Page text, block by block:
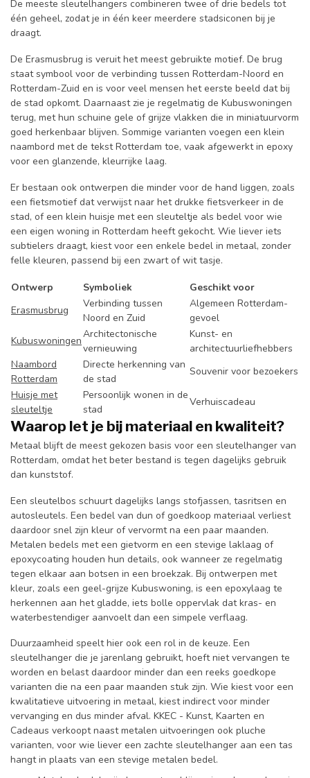
De meeste sleutelhangers combineren twee of drie bedels tot
één geheel, zodat je in één keer meerdere stadsiconen bij je
draagt.
De Erasmusbrug is veruit het meest gebruikte motief. De brug
staat symbool voor de verbinding tussen Rotterdam-Noord en
Rotterdam-Zuid en is voor veel mensen het eerste beeld dat bij
de stad opkomt. Daarnaast zie je regelmatig de Kubuswoningen
terug, met hun schuine gele of grijze vlakken die in miniatuurvorm
goed herkenbaar blijven. Sommige varianten voegen een klein
naambord met de tekst Rotterdam toe, vaak afgewerkt in epoxy
voor een glanzende, kleurrijke laag.
Er bestaan ook ontwerpen die minder voor de hand liggen, zoals
een fietsmotief dat verwijst naar het drukke fietsverkeer in de
stad, of een klein huisje met een sleuteltje als bedel voor wie
een eigen woning in Rotterdam heeft gekocht. Wie liever iets
subtielers draagt, kiest voor een enkele bedel in metaal, zonder
felle kleuren, passend bij een zwart of wit tasje.
Ontwerp Symboliek
Geschikt voor
Erasmusbrug
Verbinding tussen
Noord en Zuid
Algemeen Rotterdam-
gevoel
Kubuswoningen
Architectonische
vernieuwing
Kunst- en
architectuurliefhebbers
Naambord
Rotterdam
Directe herkenning van
de stad
Souvenir voor bezoekers
Huisje met
sleuteltje
Persoonlijk wonen in de
stad
Verhuiscadeau
Waarop let je bij materiaal en kwaliteit?
Metaal blijft de meest gekozen basis voor een sleutelhanger van
Rotterdam, omdat het beter bestand is tegen dagelijks gebruik
dan kunststof.
Een sleutelbos schuurt dagelijks langs stofjassen, tasritsen en
autosleutels. Een bedel van dun of goedkoop materiaal verliest
daardoor snel zijn kleur of vervormt na een paar maanden.
Metalen bedels met een gietvorm en een stevige laklaag of
epoxycoating houden hun details, ook wanneer ze regelmatig
tegen elkaar aan botsen in een broekzak. Bij ontwerpen met
kleur, zoals een geel-grijze Kubuswoning, is een epoxylaag te
herkennen aan het gladde, iets bolle oppervlak dat kras- en
waterbestendiger aanvoelt dan een simpele verflaag.
Duurzaamheid speelt hier ook een rol in de keuze. Een
sleutelhanger die je jarenlang gebruikt, hoeft niet vervangen te
worden en belast daardoor minder dan een reeks goedkope
varianten die na een paar maanden stuk zijn. Wie kiest voor een
kwalitatieve uitvoering in metaal, kiest indirect voor minder
vervanging en dus minder afval. KKEC - Kunst, Kaarten en
Cadeaus verkoopt naast metalen uitvoeringen ook pluche
varianten, voor wie liever een zachte sleutelhanger aan een tas
hangt in plaats van een stevige metalen bedel.